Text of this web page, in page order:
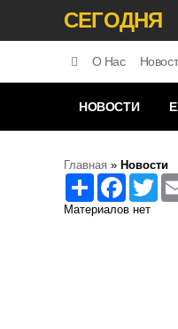
СЕГОДНЯ
Аналитика
О Нас
НОВОСТИ
Главная » Новости
Share Facebook
Материалов нет